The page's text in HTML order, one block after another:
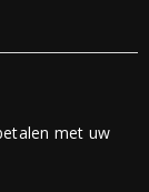
met uw